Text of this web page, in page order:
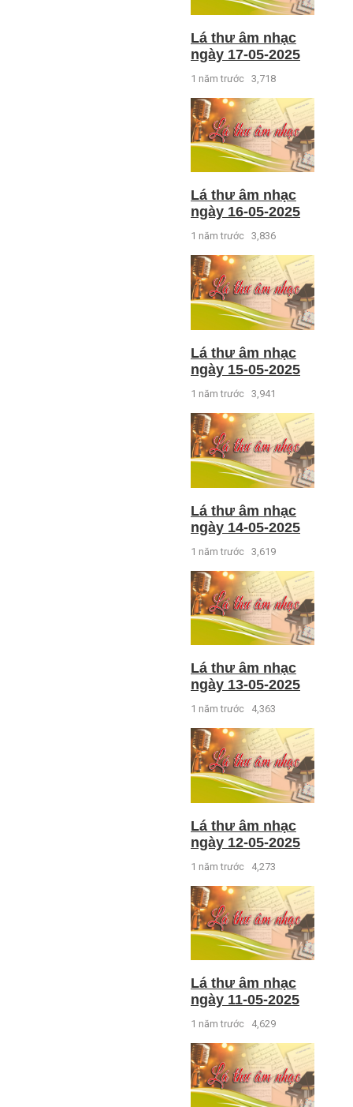
Lá thư âm nhạc
ngày 17-05-2025
1 năm trước 3,718
Lá thư âm nhạc
ngày 16-05-2025
1 năm trước 3,836
Lá thư âm nhạc
ngày 15-05-2025
1 năm trước 3,941
Lá thư âm nhạc
ngày 14-05-2025
1 năm trước 3,619
Lá thư âm nhạc
ngày 13-05-2025
1 năm trước 4,363
Lá thư âm nhạc
ngày 12-05-2025
1 năm trước 4,273
Lá thư âm nhạc
ngày 11-05-2025
1 năm trước 4,629